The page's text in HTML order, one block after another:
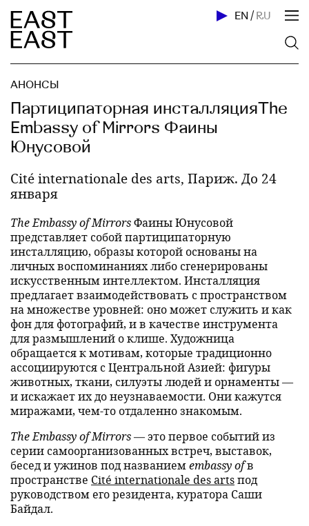
EN / RU
АНОНСЫ
Партиципаторная инсталляцияThe
Embassy of Mirrors Фаины
Юнусовой
Cité internationale des arts, Париж. До 24
января
The Embassy of MirrorsФаины Юнусовой
представляет собой партиципаторную
инсталляцию, образы которой основаны на
личных воспоминаниях либо сгенерированы
искусственным интеллектом. Инсталляция
предлагает взаимодействовать с пространством
на множестве уровней: оно может служить и как
фон для фотографий, и в качестве инструмента
для размышлений о клише. Художница
обращается к мотивам, которые традиционно
ассоциируются с Центральной Азией: фигуры
животных, ткани, силуэты людей и орнаменты —
и искажает их до неузнаваемости. Они кажутся
миражами, чем-то отдаленно знакомым.
The Embassy of Mirrors— это первое событий из
серии самоорганизованных встреч, выставок,
бесед и ужинов под названиемembassy ofв
пространстве Cité internationale des artsпод
руководством его резидента, куратора Саши
Байдал.